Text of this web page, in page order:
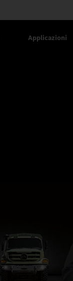
Applicazioni